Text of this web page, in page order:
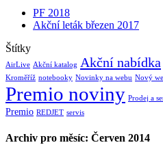
PF 2018
Akční leták březen 2017
Štítky
AirLive Akční katalog Akční nabídka
Kroměříž notebooky Novinky na webu Nový
Premio noviny Prodej a
Premio REDJET servis
Archiv pro měsíc: Červen 2014